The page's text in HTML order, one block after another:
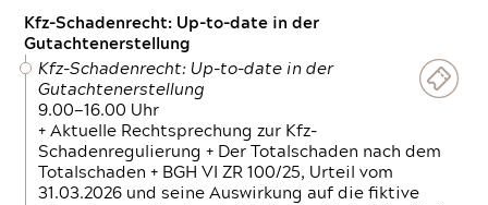
Kfz-Schadenrecht: Up-to-date in der
Gutachtenerstellung
Kfz-Schadenrecht: Up-to-date in der
Gutachtenerstellung
9.00—16.00 Uhr
+ Aktuelle Rechtsprechung zur Kfz-
Schadenregulierung + Der Totalschaden nach dem
Totalschaden + BGH VI ZR 100/25, Urteil vom
31.03.2026 und seine Auswirkung auf die fiktive